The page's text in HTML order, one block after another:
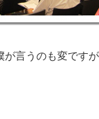
言うのも変です